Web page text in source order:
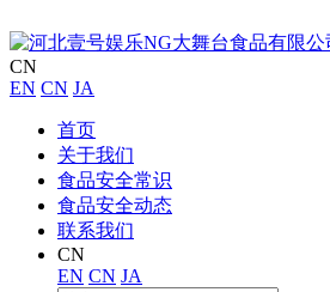
CN
EN CN JA
首页
关于我们
食品安全常识
食品安全动态
联系我们
CN
EN CN JA